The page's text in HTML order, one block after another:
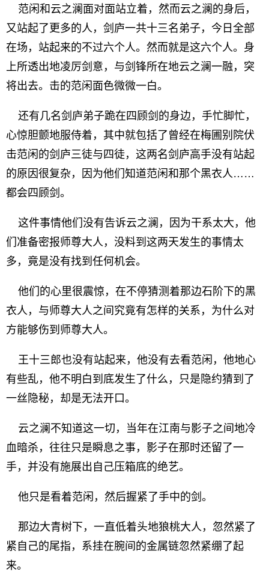
范闲和云之澜面对面站立着，然而云之澜的身后，
又站起了更多的人，剑庐一共十三名弟子，今日全部
在场，站起来的不过六个人。然而就是这六个人。身
上所透出地凌厉剑意，与剑锋所在地云之澜一融，突
将出去。击的范闲面色微微一白。
还有几名剑庐弟子跪在四顾剑的身边，手忙脚忙，
心惊胆颤地服侍着，其中就包括了曾经在梅圃别院伏
击范闲的剑庐三徒与四徒，这两名剑庐高手没有站起
的原因很复杂，因为他们知道范闲和那个黑衣人……
都会四顾剑。
这件事情他们没有告诉云之澜，因为干系太大，他
们准备密报师尊大人，没料到这两天发生的事情太
多，竟是没有找到任何机会。
他们的心里很震惊，在不停猜测着那边石阶下的黑
衣人，与师尊大人之间究竟有怎样的关系，为什么对
方能够伤到师尊大人。
王十三郎也没有站起来，他没有去看范闲，他地心
有些乱，他不明白到底发生了什么，只是隐约猜到了
一丝隐秘，却是无法开口。
云之澜不知道这一切，当年在江南与影子之间地冷
血暗杀，往往只是瞬息之事，影子在那时还留了一
手，并没有施展出自己压箱底的绝艺。
他只是看着范闲，然后握紧了手中的剑。
那边大青树下，一直低着头地狼桃大人，忽然紧了
紧自己的尾指，系挂在腕间的金属链忽然紧绷了起
来。